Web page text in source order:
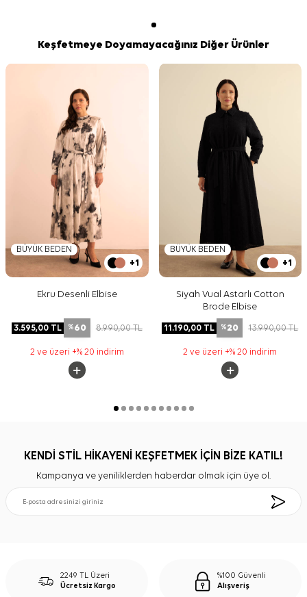
Keşfetmeye Doyamayacağınız Diğer Ürünler
BÜYÜK BEDEN
+1
Ekru Desenli Elbise
3.595,00TL %60 8.990,00TL
2 ve üzeri +% 20 indirim
BÜYÜK BEDEN
+1
Siyah Vual Astarlı Cotton
Brode Elbise
11.190,00 TL %20 13.990,00TL
2 ve üzeri +% 20 indirim
KENDİ STİL HİKAYENİ KEŞFETMEK İÇİN BİZE KATIL!
Kampanya ve yeniliklerden haberdar olmak için üye ol.
2249 TL Üzeri
Ücretsiz Kargo
%100 Güvenli
Alışveriş